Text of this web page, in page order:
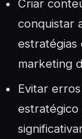
Criar
conquistar
estratégias
marketing
Evitar
estratégico